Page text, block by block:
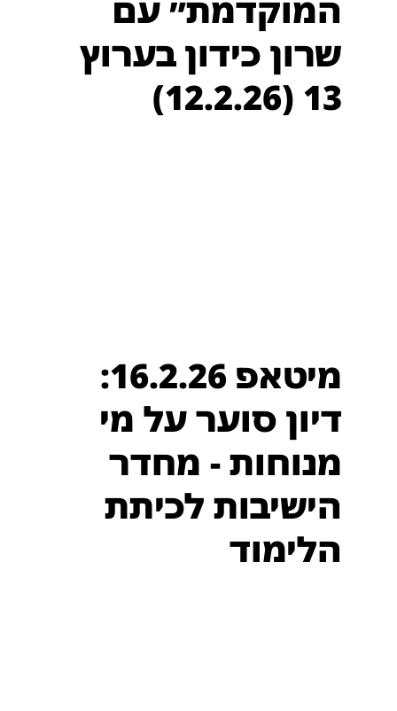
המוקדמת״ עם
שרון כידון בערוץ
13 (12.2.26)
מיטאפ 16.2.26:
דיון סוער על מי
מנוחות - מחדר
הישיבות לכיתת
הלימוד